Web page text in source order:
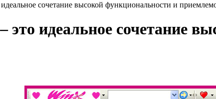
сочетание высокой функциональности и
идеальное сочетание